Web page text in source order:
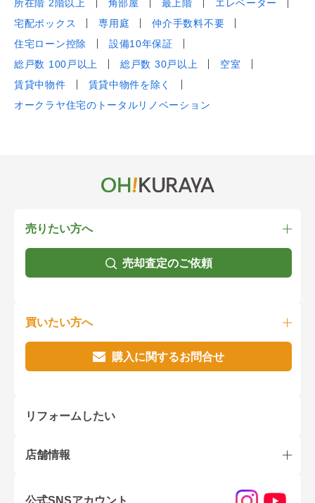
所在階 2階以上
角部屋 最上階
エレベーター
宅配ボックス
専用庭
仲介手数料不要
住宅ローン控除
設備10年保証
総戸数 100戸以上
総戸数 30戸以上
空室
賃貸中物件
賃貸中物件を除く
オークラヤ住宅のトータルリノベーション
売りたい方へ
売却査定のご依頼
買いたい方へ
購入に関するお問合せ
リフォームしたい
店舗情報